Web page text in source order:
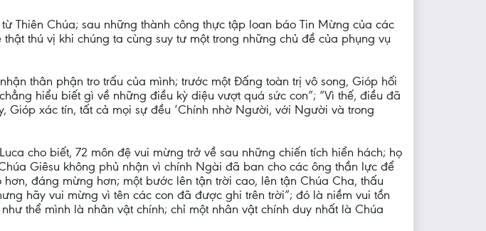
Thiên Chúa; sau những thành công thực tập loan báo Tin Mừng của các
thú vị khi chúng ta cùng suy tư một trong những chủ đề của phụng vụ
thân phận tro trấu của mình; trước một Đấng toàn trị vô song, Gióp hối
hiểu biết gì về những điều kỳ diệu vượt quá sức con”; “Vì thế, điều đã
Gióp xác tín, tất cả mọi sự đều ‘Chính nhờ Người, với Người và trong
cho biết, 72 môn đệ vui mừng trở về sau những chiến tích hiển hách; họ
Giêsu không phủ nhận vì chính Ngài đã ban cho các ông thần lực để
đáng mừng hơn; một bước lên tận trời cao, lên tận Chúa Cha, thấu
hãy vui mừng vì tên các con đã được ghi trên trời”; đó là niềm vui tồn
thể mình là nhân vật chính; chỉ một nhân vật chính duy nhất là Chúa